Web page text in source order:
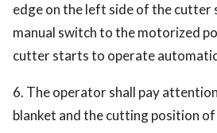
edge on the left side of the cutter
manual switch to the motorized
cutter starts to operate
6. The operator shall pay
blanket and the cutting position